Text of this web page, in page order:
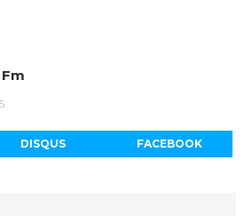
DISQUS FACEBOOK